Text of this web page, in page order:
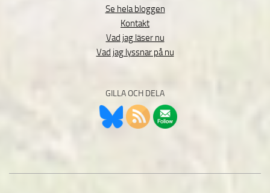
Se hela bloggen
Kontakt
Vad jag läser nu
Vad jag lyssnar på nu
GILLA OCH DELA